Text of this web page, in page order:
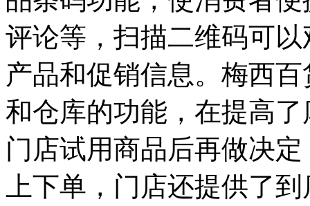
评论等，扫描二维码可
产品和促销信息。梅西
和仓库的功能，在提高
门店试用商品后再做决
上下单，门店还提供了